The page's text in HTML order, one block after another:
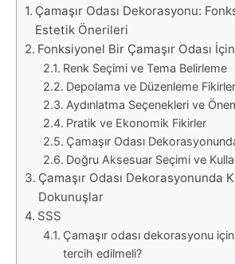
Çamaşır Odası Dekorasyonu:
Estetik Önerileri
Fonksiyonel Bir Çamaşır Odası
Renk Seçimi ve Tema Belirleme
Depolama ve Düzenleme
Aydınlatma Seçenekleri ve
Pratik ve Ekonomik Fikirler
Çamaşır Odası
Doğru Aksesuar Seçimi ve
Çamaşır Odası Dekorasyonunda
Dokunuşlar
SSS
Çamaşır odası dekorasyonu
tercih edilmeli?